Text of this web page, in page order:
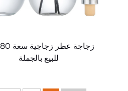
للبيع بالجملة